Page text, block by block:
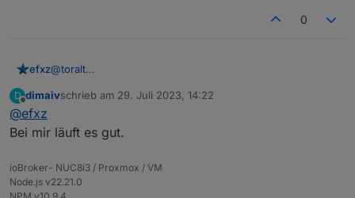
U.u. hängt das auch mit Unifi zusammen, keine Ahnung.
0
efxz@toralt
20230507_other coordinator gewechselt?
D
Offline
dimaivschrieb am 29. Juli 2023, 14:22
zuletzt editiert von
@efxz
Bei mir läuft es gut.
ioBroker- NUC8i3 / Proxmox / VM
Node.js v22.21.0